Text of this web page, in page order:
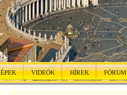
VIDEÓK HÍREK FÓRUM